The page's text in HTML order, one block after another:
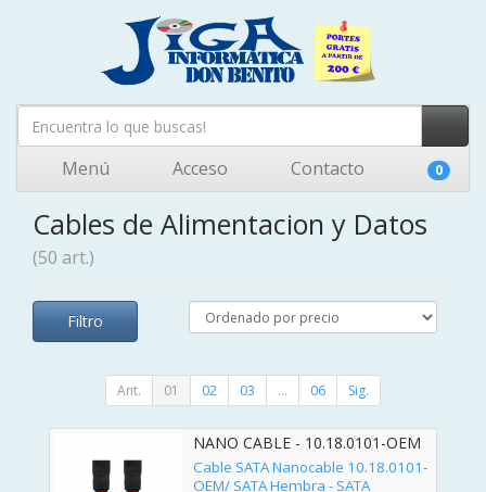
Menú Acceso Contacto 0
Cables de Alimentacion y Datos
(50 art.)
Filtro
Ant. 01 02 03 ... 06 Sig.
NANO CABLE - 10.18.0101-OEM
Cable SATA Nanocable 10.18.0101-
OEM/ SATA Hembra - SATA